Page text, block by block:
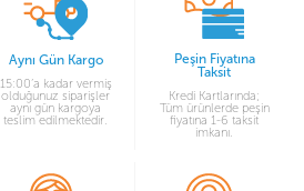
Aynı Gün Kargo
15:00’a kadar vermiş
olduğunuz siparişler
aynı gün kargoya
teslim edilmektedir.
Peşin Fiyatına
Taksit
Kredi Kartlarında;
Tüm ürünlerde peşin
fiyatına 1-6 taksit
imkanı.